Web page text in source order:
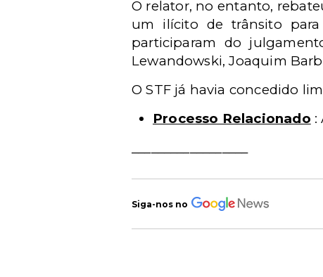
O relator, no entanto,
um ilícito de trânsito para
participaram do
Lewandowski, Joaquim
O STF já havia concedido
Processo Relacionado :
Siga-nos no